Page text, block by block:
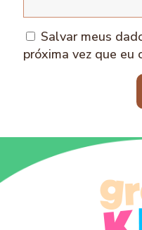
Salvar meus
próxima vez que eu